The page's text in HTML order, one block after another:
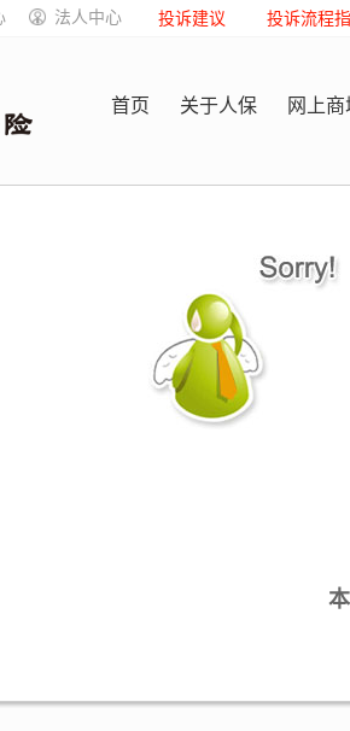
法人中心 投诉建议 投诉流程
首页 关于人保 网上商